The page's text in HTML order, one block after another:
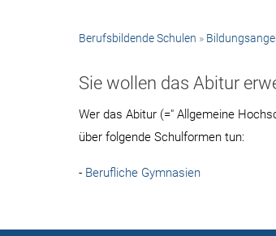
Berufsbildende Schulen »
Sie wollen das Abitur
Wer das Abitur (=" Allgemeine
über folgende Schulformen tun:
- Berufliche Gymnasien